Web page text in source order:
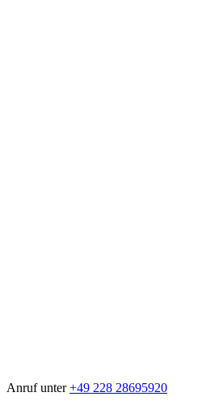
Anruf unter +49 228 28695920